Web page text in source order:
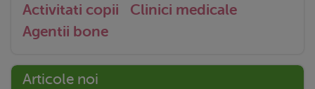
Activitati copii
Clinici medicale
Agentii bone
Articole noi